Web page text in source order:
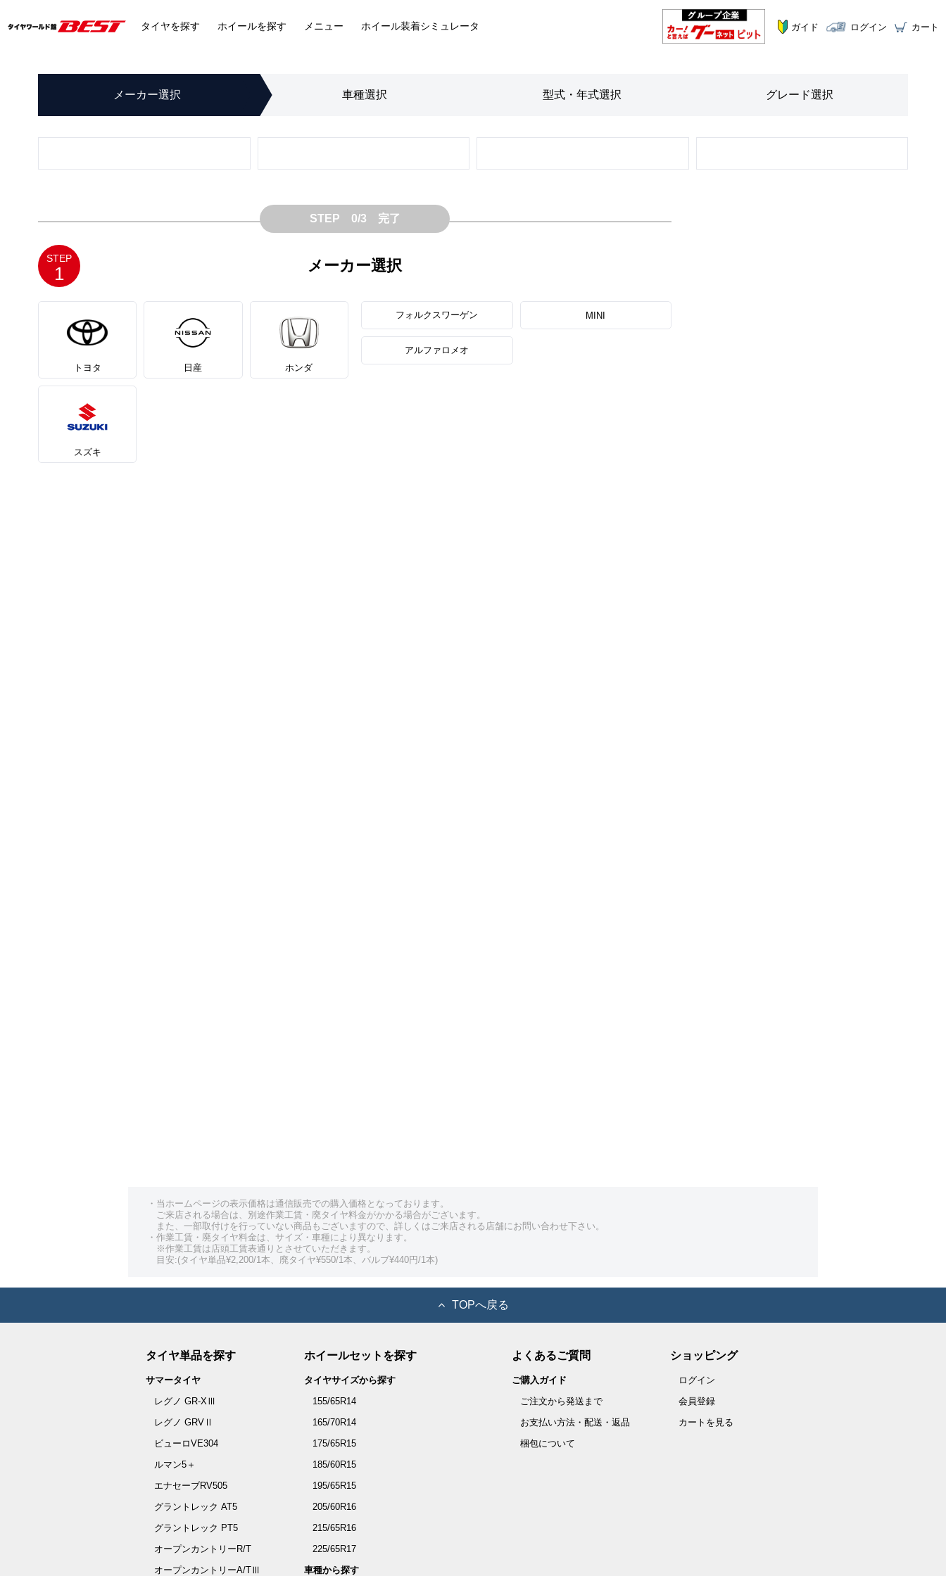
タイヤを探す ホイールを探す メニュー ホイール装着シミュレータ ガイド ログイン カート
メーカー選択 車種選択 型式・年式選択 グレード選択
STEP 0/3 完了
STEP
1 メーカー選択
トヨタ 日産 ホンダ
スズキ
フォルクスワーゲン MINI
アルファロメオ
・当ホームページの表示価格は通信販売での購入価格となっております。
ご来店される場合は、別途作業工賃・廃タイヤ料金がかかる場合がございます。
また、一部取付けを行っていない商品もございますので、詳しくはご来店される店舗にお問い合わせ下さい。
・作業工賃・廃タイヤ料金は、サイズ・車種により異なります。
※作業工賃は店頭工賃表通りとさせていただきます。
目安:(タイヤ単品¥2,200/1本、廃タイヤ¥550/1本、バルブ¥440円/1本)
TOPへ戻る
タイヤ単品を探す
サマータイヤ
レグノ GR-XⅢ
レグノ GRVⅡ
ビューロVE304
ルマン5＋
エナセーブRV505
グラントレック AT5
グラントレック PT5
オープンカントリーR/T
オープンカントリーA/TⅢ
ホイールセットを探す
タイヤサイズから探す
155/65R14
165/70R14
175/65R15
185/60R15
195/65R15
205/60R16
215/65R16
225/65R17
車種から探す
よくあるご質問
ご購入ガイド
ご注文から発送まで
お支払い方法・配送・返品
梱包について
ショッピング
ログイン
会員登録
カートを見る